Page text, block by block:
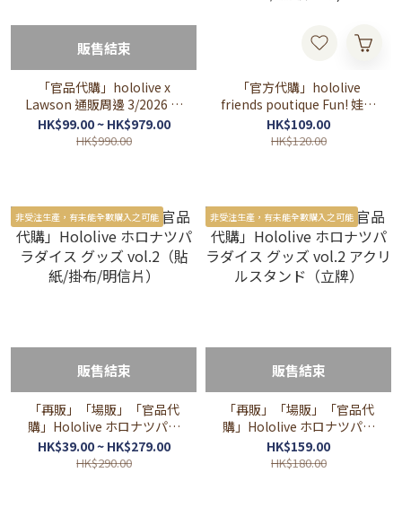
販售結束
「官品代購」hololive x
Lawson 通販周邊 3/2026 ⚒
🌽🌲👾🐾🩵🩷(AZKi/白上フ
ブキ/大神ミオ/常闇ト
HK$99.00 ~ HK$979.00
HK$990.00
「官方代購」hololive
friends poutique Fun! 娃帽
子 (AZKi/ 白上フブキ/ 百鬼
あやめ/ 不知火フレア/ 尾丸
HK$109.00
HK$120.00
非受注生產，有未能全數購入之可能
販售結束
「再販」「場販」「官品代
購」Hololive ホロナツパラ
ダイス グッズ vol.2（貼紙/
掛布/明信片）
HK$39.00 ~ HK$279.00
HK$290.00
非受注生產，有未能全數購入之可能
販售結束
「再販」「場販」「官品代
購」Hololive ホロナツパラ
ダイス グッズ vol.2 アクリ
ルスタンド（立牌）
HK$159.00
HK$180.00